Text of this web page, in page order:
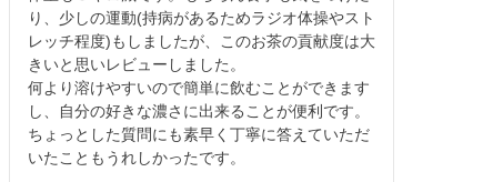
り、少しの運動(持病があるためラジオ体操やスト
レッチ程度)もしましたが、このお茶の貢献度は大
きいと思いレビューしました。
何より溶けやすいので簡単に飲むことができます
し、自分の好きな濃さに出来ることが便利です。
ちょっとした質問にも素早く丁寧に答えていただ
いたこともうれしかったです。